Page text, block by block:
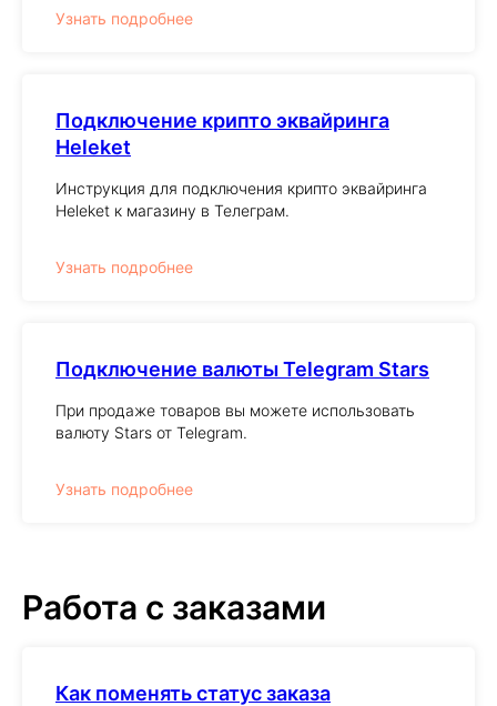
Узнать подробнее
Подключение крипто эквайринга
Heleket
Инструкция для подключения крипто эквайринга
Heleket к магазину в Телеграм.
Узнать подробнее
Подключение валюты Telegram Stars
При продаже товаров вы можете использовать
валюту Stars от Telegram.
Узнать подробнее
Работа с заказами
Как поменять статус заказа